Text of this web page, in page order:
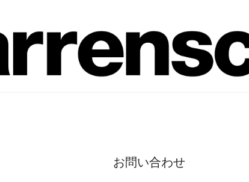
お問い合わせ